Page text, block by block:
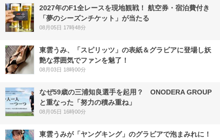
2027年のF1全レースを現地観戦！ 航空券・宿泊費付き
「夢のシーズンチケット」が当たる
08月05日 17時48分
東雲うみ、「スピリッツ」の表紙＆グラビアに登場し妖
艶な雰囲気でファンを魅了！
08月03日 18時00分
なぜ59歳の三浦知良選手を起用？ ONODERA GROUP
と重なった「努力の積み重ね」
08月05日 16時00分
東雲うみが「ヤングキング」のグラビアで泡まみれに！